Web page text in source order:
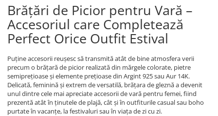
Brățări de Picior pentru Vară –
Accesoriul care Completează
Perfect Orice Outfit Estival
Puține accesorii reușesc să transmită atât de bine atmosfera verii
precum o brățară de picior realizată din mărgele colorate, pietre
semiprețioase și elemente prețioase din Argint 925 sau Aur 14K.
Delicată, feminină și extrem de versatilă, brățara de gleznă a devenit
unul dintre cele mai apreciate accesorii de vară pentru femei, fiind
prezentă atât în ținutele de plajă, cât și în outfiturile casual sau boho
purtate în vacanțe, la festivaluri sau în viața de zi cu zi.